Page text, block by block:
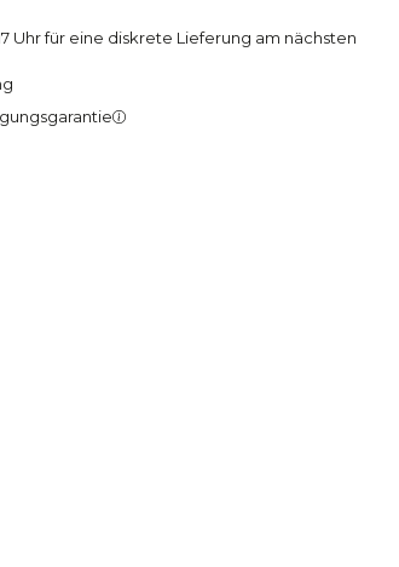
Uhr für eine diskrete Lieferung am nächsten